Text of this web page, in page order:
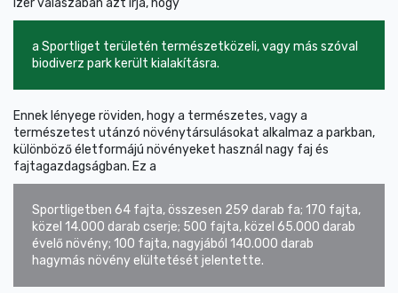
Izer válaszában azt írja, hogy
a Sportliget területén természetközeli, vagy más szóval
biodiverz park került kialakításra.
Ennek lényege röviden, hogy a természetes, vagy a
természetest utánzó növénytársulásokat alkalmaz a parkban,
különböző életformájú növényeket használ nagy faj és
fajtagazdagságban. Ez a
Sportligetben 64 fajta, összesen 259 darab fa; 170 fajta,
közel 14.000 darab cserje; 500 fajta, közel 65.000 darab
évelő növény; 100 fajta, nagyjából 140.000 darab
hagymás növény elültetését jelentette.